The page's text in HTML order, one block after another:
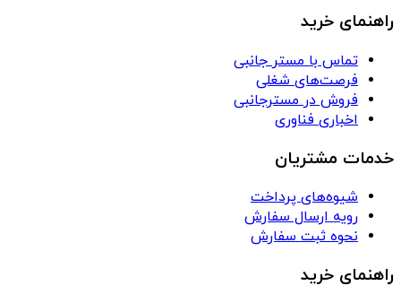
راهنمای خرید
تماس با مستر جانبی
فرصت‌های شغلی
فروش در مسترجانبی
اخباری فناوری
خدمات مشتریان
شیوه‌های پرداخت
رویه ارسال سفارش
نحوه ثبت سفارش
راهنمای خرید